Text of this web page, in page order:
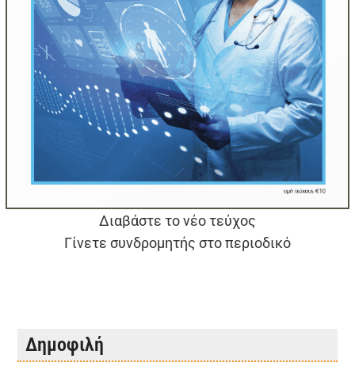
Διαβάστε το νέο τεύχος
Γίνετε συνδρομητής στο περιοδικό
Δημοφιλή